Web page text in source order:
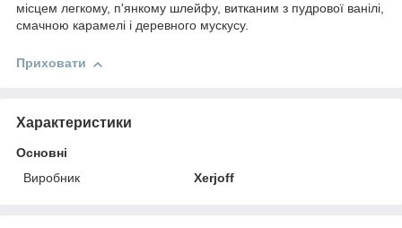
місцем легкому, п'янкому шлейфу, витканим з пудрової ванілі,
смачною карамелі і деревного мускусу.
Приховати
Характеристики
Основні
Виробник
Xerjoff